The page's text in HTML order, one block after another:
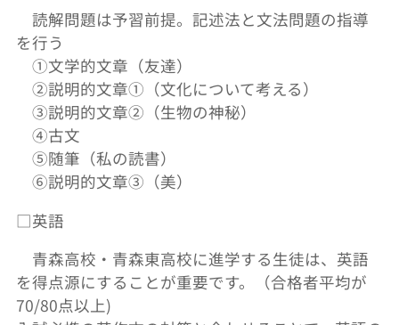
読解問題は予習前提。記述法と文法問題の指導
を行う
①文学的文章（友達）
②説明的文章①（文化について考える）
③説明的文章②（生物の神秘）
④古文
⑤随筆（私の読書）
⑥説明的文章③（美）
□英語
青森高校・青森東高校に進学する生徒は、英語
を得点源にすることが重要です。（合格者平均が
70/80点以上)